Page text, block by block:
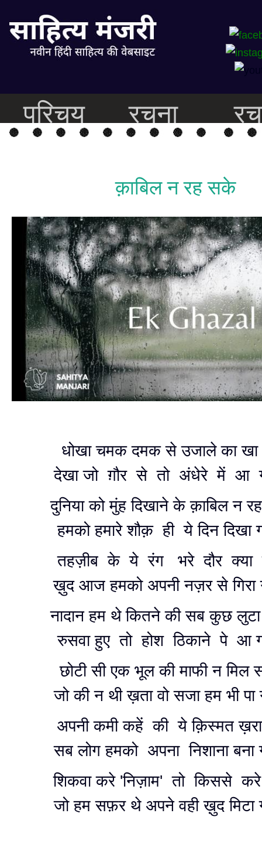
परिचय रचना
क़ाबिल न रह सके
धोखा चमक दमक से उजाले का
देखा जो ग़ौर से तो अंधेरे में आ
दुनिया को मुंह दिखाने के क़ाबिल न
हमको हमारे शौक़ ही ये दिन दिखा
तहज़ीब के ये रंग भरे दौर
ख़ुद आज हमको अपनी नज़र से गिरा
नादान हम थे कितने की सब कुछ लुटा
रुसवा हुए तो होश ठिकाने पे आ
छोटी सी एक भूल की माफी न मिल
जो की न थी ख़ता वो सजा हम भी
अपनी कमी कहें की ये क़िस्मत
सब लोग हमको अपना निशाना
शिकवा करे 'निज़ाम' तो किससे करे
जो हम सफ़र थे अपने वही ख़ुद